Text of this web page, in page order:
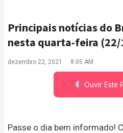
Principais notícias do
nesta quarta-feira (22/
dezembro 22, 2021 8:05 AM
Ouvir Este
Passe o dia bem informado!